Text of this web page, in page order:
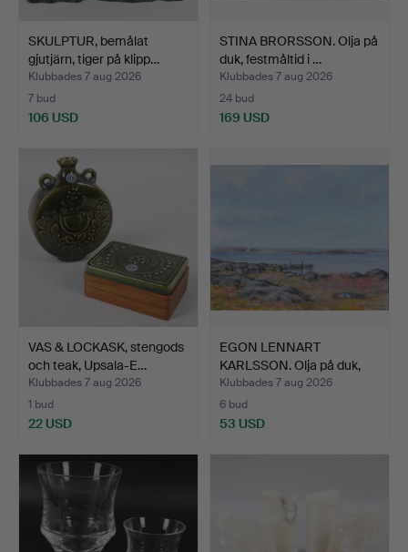
SKULPTUR, bemålat
gjutjärn, tiger på klipp…
Klubbades 7 aug 2026
7 bud
106 USD
STINA BRORSSON. Olja på
duk, festmåltid i …
Klubbades 7 aug 2026
24 bud
169 USD
VAS & LOCKASK, stengods
och teak, Upsala-E…
Klubbades 7 aug 2026
1 bud
22 USD
EGON LENNART
KARLSSON. Olja på duk,
kustmo…
Klubbades 7 aug 2026
6 bud
53 USD